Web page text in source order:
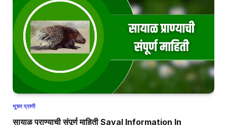
भूचर प्राणी
सायाळ प्राण्याची संपूर्ण माहिती Sayal Information In